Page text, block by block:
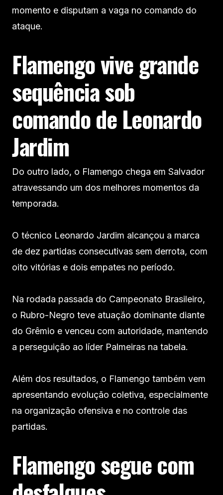
momento e disputam a vaga no comando do
ataque.
Flamengo vive grande
sequência sob
comando de Leonardo
Jardim
Do outro lado, o Flamengo chega em Salvador
atravessando um dos melhores momentos da
temporada.
O técnico Leonardo Jardim alcançou a marca
de dez partidas consecutivas sem derrota, com
oito vitórias e dois empates no período.
Na rodada passada do Campeonato Brasileiro,
o Rubro-Negro teve atuação dominante diante
do Grêmio e venceu com autoridade, mantendo
a perseguição ao líder Palmeiras na tabela.
Além dos resultados, o Flamengo também vem
apresentando evolução coletiva, especialmente
na organização ofensiva e no controle das
partidas.
Flamengo segue com